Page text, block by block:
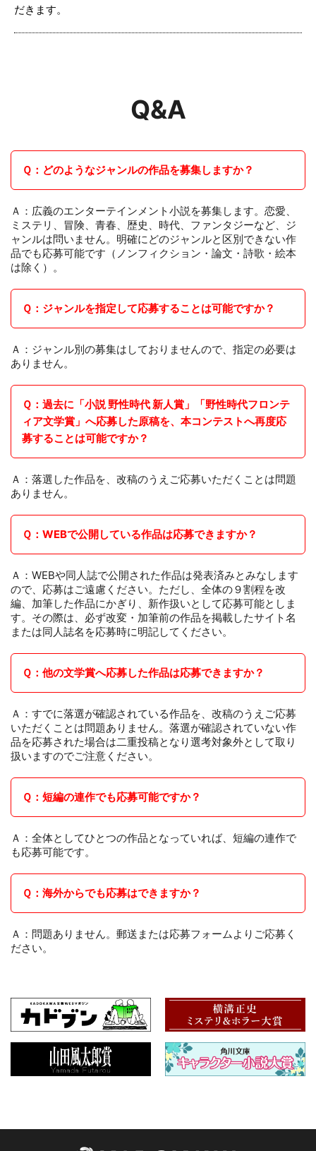
だきます。
Q&A
Ｑ：どのようなジャンルの作品を募集しますか？
Ａ：広義のエンターテインメント小説を募集します。恋愛、
ミステリ、冒険、青春、歴史、時代、ファンタジーなど、ジ
ャンルは問いません。明確にどのジャンルと区別できない作
品でも応募可能です（ノンフィクション・論文・詩歌・絵本
は除く）。
Ｑ：ジャンルを指定して応募することは可能ですか？
Ａ：ジャンル別の募集はしておりませんので、指定の必要は
ありません。
Ｑ：過去に「小説 野性時代 新人賞」「野性時代フロンテ
ィア文学賞」へ応募した原稿を、本コンテストへ再度応
募することは可能ですか？
Ａ：落選した作品を、改稿のうえご応募いただくことは問題
ありません。
Ｑ：WEBで公開している作品は応募できますか？
Ａ：WEBや同人誌で公開された作品は発表済みとみなします
ので、応募はご遠慮ください。ただし、全体の９割程を改
編、加筆した作品にかぎり、新作扱いとして応募可能としま
す。その際は、必ず改変・加筆前の作品を掲載したサイト名
または同人誌名を応募時に明記してください。
Ｑ：他の文学賞へ応募した作品は応募できますか？
Ａ：すでに落選が確認されている作品を、改稿のうえご応募
いただくことは問題ありません。落選が確認されていない作
品を応募された場合は二重投稿となり選考対象外として取り
扱いますのでご注意ください。
Ｑ：短編の連作でも応募可能ですか？
Ａ：全体としてひとつの作品となっていれば、短編の連作で
も応募可能です。
Ｑ：海外からでも応募はできますか？
Ａ：問題ありません。郵送または応募フォームよりご応募く
ださい。